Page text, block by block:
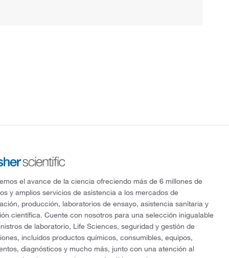
el avance de la ciencia ofreciendo más de 6 millones de
y amplios servicios de asistencia a los mercados de
producción, laboratorios de ensayo, asistencia sanitaria y
científica. Cuente con nosotros para una selección inigualable
de laboratorio, Life Sciences, seguridad y gestión de
incluidos productos químicos, consumibles, equipos,
diagnósticos y mucho más, junto con una atención al